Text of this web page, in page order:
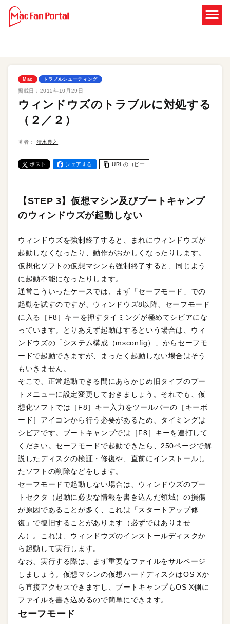
Mac トラブルシューティング
掲載日： 2015年10月29日
ウィンドウズのトラブルに対処する
（２／２）
著者： 清水典之
ポスト シェアする URLのコピー
【STEP 3】仮想マシン及びブートキャンプ
のウィンドウズが起動しない
ウィンドウズを強制終了すると、まれにウィンドウズが
起動しなくなったり、動作がおかしくなったりします。
仮想化ソフトの仮想マシンも強制終了すると、同じよう
に起動不能になったりします。
通常こういったケースでは、まず「セーフモード」での
起動を試すのですが、ウィンドウズ8以降、セーフモード
に入る［F8］キーを押すタイミングが極めてシビアにな
っています。とりあえず起動はするという場合は、ウィ
ンドウズの「システム構成（msconfig）」からセーフモ
ードで起動できますが、まったく起動しない場合はそう
もいきません。
そこで、正常起動できる間にあらかじめ旧タイプのブー
トメニューに設定変更しておきましょう。それでも、仮
想化ソフトでは［F8］キー入力をツールバーの［キーボ
ード］アイコンから行う必要があるため、タイミングは
シビアです。ブートキャンプでは［F8］キーを連打して
ください。セーフモードで起動できたら、250ページで解
説したディスクの検証・修復や、直前にインストールし
たソフトの削除などをします。
セーフモードで起動しない場合は、ウィンドウズのブー
トセクタ（起動に必要な情報を書き込んだ領域）の損傷
が原因であることが多く、これは「スタートアップ修
復」で復旧することがあります（必ずではありませ
ん）。これは、ウィンドウズのインストールディスクか
ら起動して実行します。
なお、実行する際は、まず重要なファイルをサルベージ
しましょう。仮想マシンの仮想ハードディスクはOS Xか
ら直接アクセスできますし、ブートキャンプもOS X側に
ファイルを書き込めるので簡単にできます。
セーフモード